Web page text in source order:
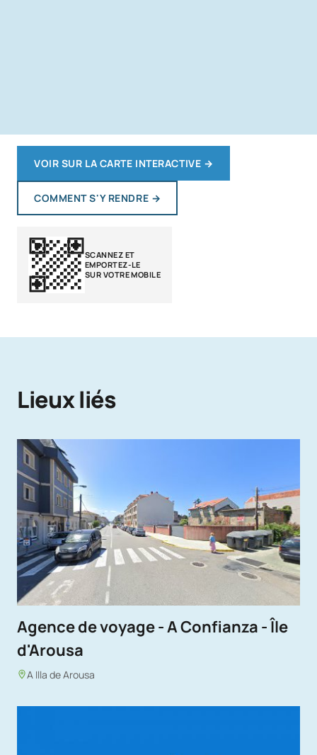
VOIR SUR LA CARTE INTERACTIVE →
COMMENT S'Y RENDRE →
SCANNEZ ET
EMPORTEZ-LE
SUR VOTRE MOBILE
Lieux liés
Agence de voyage - A Confianza - Île
d'Arousa
A Illa de Arousa